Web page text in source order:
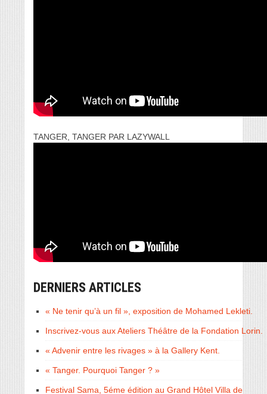
TANGER, TANGER PAR LAZYWALL
DERNIERS ARTICLES
« Ne tenir qu’à un fil », exposition de Mohamed Lekleti.
Inscrivez-vous aux Ateliers Théâtre de la Fondation Lorin.
« Advenir entre les rivages » à la Gallery Kent.
« Tanger. Pourquoi Tanger ? »
Festival Sama, 5éme édition au Grand Hôtel Villa de